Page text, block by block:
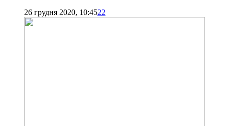
26 грудня 2020, 10:4522